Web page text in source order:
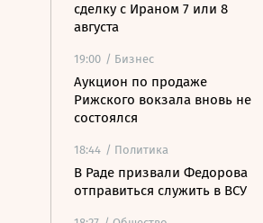
сделку с Ираном 7 или 8
августа
19:00 / Бизнес
Аукцион по продаже
Рижского вокзала вновь не
состоялся
18:44 / Политика
В Раде призвали Федорова
отправиться служить в ВСУ